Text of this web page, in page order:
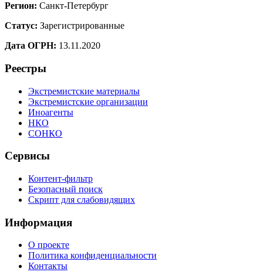
Регион: Санкт-Петербург
Статус: Зарегистрированные
Дата ОГРН: 13.11.2020
Реестры
Экстремистские материалы
Экстремистские организации
Иноагенты
НКО
СОНКО
Сервисы
Контент-фильтр
Безопасный поиск
Скрипт для слабовидящих
Информация
О проекте
Политика конфиденциальности
Контакты